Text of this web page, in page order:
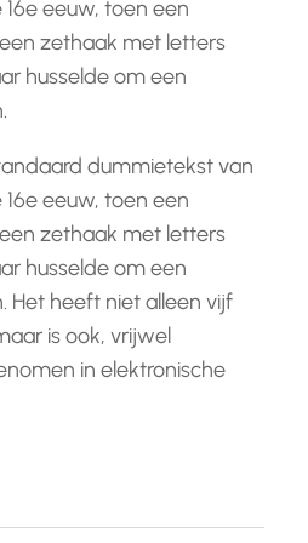
eeuw, toen een
zethaak met letters
husselde om een
dummietekst van
eeuw, toen een
zethaak met letters
husselde om een
Het heeft niet alleen vijf
is ook, vrijwel
in elektronische